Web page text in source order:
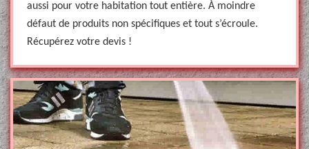
aussi pour votre habitation tout entière. À moindre
défaut de produits non spécifiques et tout s’écroule.
Récupérez votre devis !